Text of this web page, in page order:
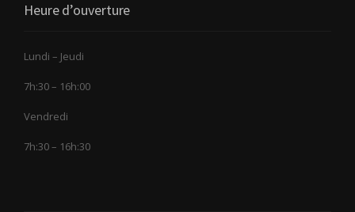
Heure d’ouverture
Lundi – Jeudi
7h:30 – 16h:00
Vendredi
7h:30 – 16h:30